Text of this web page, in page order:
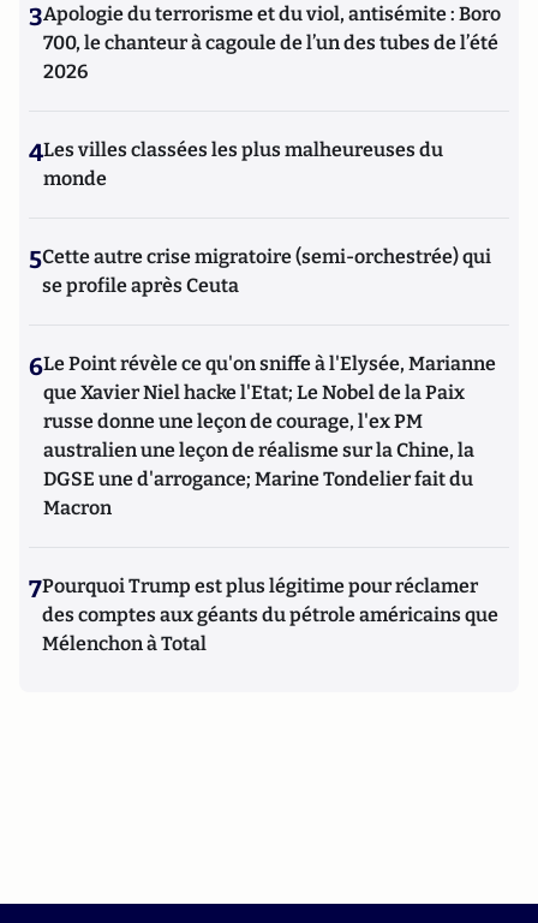
3Apologie du terrorisme et du viol, antisémite : Boro
700, le chanteur à cagoule de l’un des tubes de l’été
2026
4Les villes classées les plus malheureuses du
monde
5Cette autre crise migratoire (semi-orchestrée) qui
se profile après Ceuta
6Le Point révèle ce qu'on sniffe à l'Elysée, Marianne
que Xavier Niel hacke l'Etat; Le Nobel de la Paix
russe donne une leçon de courage, l'ex PM
australien une leçon de réalisme sur la Chine, la
DGSE une d'arrogance; Marine Tondelier fait du
Macron
7Pourquoi Trump est plus légitime pour réclamer
des comptes aux géants du pétrole américains que
Mélenchon à Total